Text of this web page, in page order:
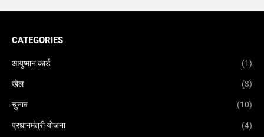
CATEGORIES
आयुष्मान कार्ड (1)
खेल (3)
चुनाव (10)
प्रधानमंत्री योजना (4)